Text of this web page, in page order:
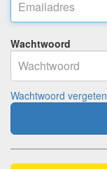
Wachtwoord
Wachtwoord